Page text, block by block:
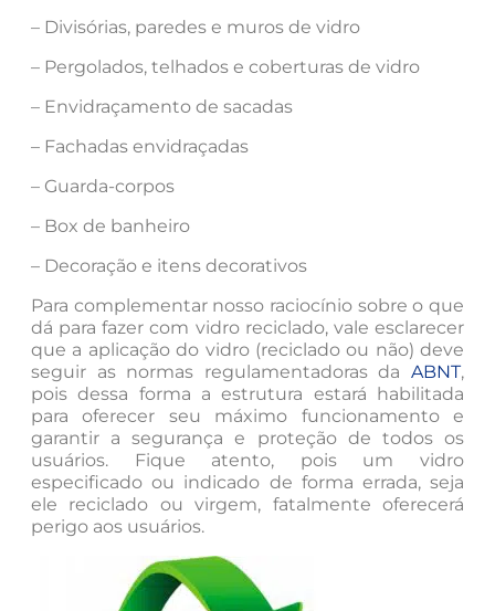
– Divisórias, paredes e muros de vidro
– Pergolados, telhados e coberturas de vidro
– Envidraçamento de sacadas
– Fachadas envidraçadas
– Guarda-corpos
– Box de banheiro
– Decoração e itens decorativos
Para complementar nosso raciocínio sobre o que
dá para fazer com vidro reciclado, vale esclarecer
que a aplicação do vidro (reciclado ou não) deve
seguir as normas regulamentadoras da ABNT,
pois dessa forma a estrutura estará habilitada
para oferecer seu máximo funcionamento e
garantir a segurança e proteção de todos os
usuários. Fique atento, pois um vidro
especificado ou indicado de forma errada, seja
ele reciclado ou virgem, fatalmente oferecerá
perigo aos usuários.